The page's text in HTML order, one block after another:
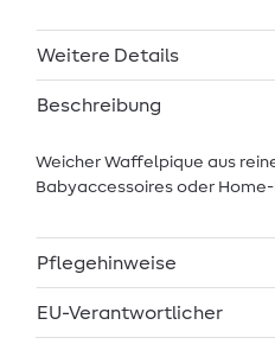
Weitere Details
Beschreibung
Weicher Waffelpique aus
Babyaccessoires oder
Pflegehinweise
EU-Verantwortlicher